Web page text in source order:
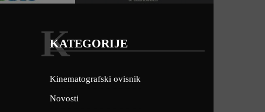
KATEGORIJE
K
Kinematografski ovisnik
Novosti